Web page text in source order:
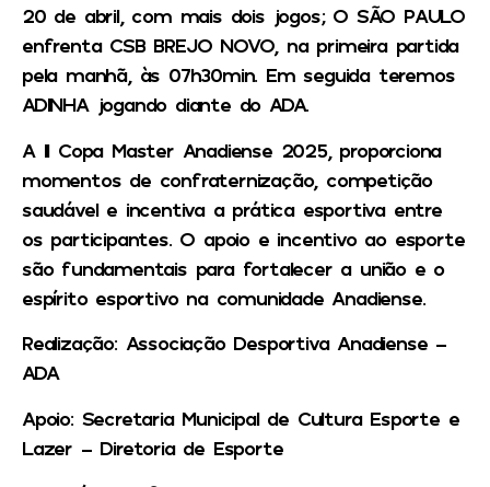
20 de abril, com mais dois jogos; O SÃO PAULO
enfrenta CSB BREJO NOVO, na primeira partida
pela manhã, às 07h30min. Em seguida teremos
ADINHA jogando diante do ADA.
A II Copa Master Anadiense 2025, proporciona
momentos de confraternização, competição
saudável e incentiva a prática esportiva entre
os participantes. O apoio e incentivo ao esporte
são fundamentais para fortalecer a união e o
espírito esportivo na comunidade Anadiense.
Realização: Associação Desportiva Anadiense –
ADA
Apoio: Secretaria Municipal de Cultura Esporte e
Lazer – Diretoria de Esporte